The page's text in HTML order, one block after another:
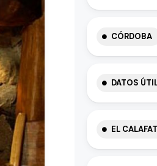
CÓRDOBA
DATOS
EL